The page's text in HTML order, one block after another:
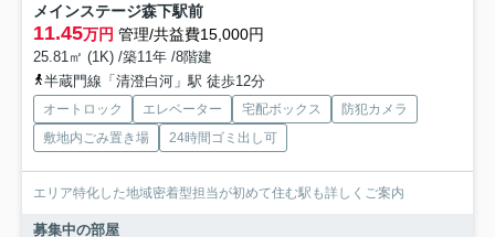
メインステージ森下駅前
11.45万円 管理/共益費15,000円
25.81㎡ (1K) /築11年 /8階建
半蔵門線「清澄白河」駅 徒歩12分
オートロック エレベーター 宅配ボックス
防犯カメラ
敷地内ごみ置き場
24時間ゴミ出し可
エリア特化した地域密着型担当が初めて住む駅も詳しくご案内
募集中の部屋